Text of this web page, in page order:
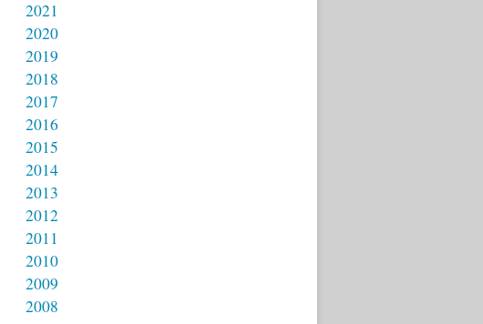
2021
2020
2019
2018
2017
2016
2015
2014
2013
2012
2011
2010
2009
2008